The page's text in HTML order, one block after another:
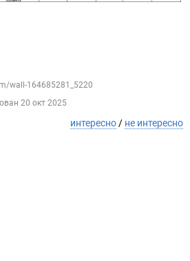
wall-164685281_5220
20 окт 2025
интересно / не интересно